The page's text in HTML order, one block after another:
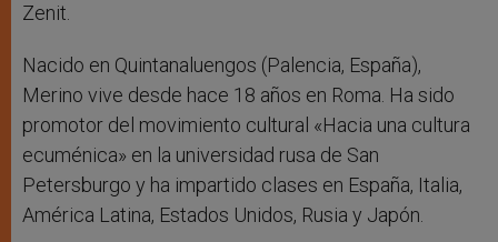
Zenit.
Nacido en Quintanaluengos (Palencia, España),
Merino vive desde hace 18 años en Roma. Ha sido
promotor del movimiento cultural «Hacia una cultura
ecuménica» en la universidad rusa de San
Petersburgo y ha impartido clases en España, Italia,
América Latina, Estados Unidos, Rusia y Japón.